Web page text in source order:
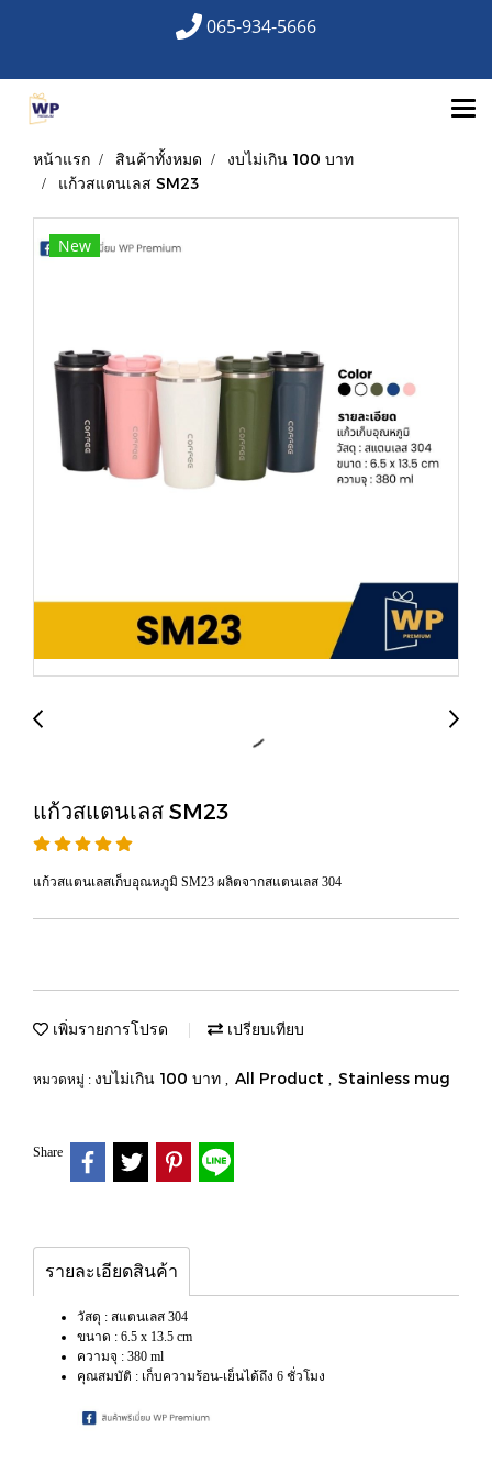
065-934-5666
หน้าแรก สินค้าทั้งหมด
งบไม่เกิน 100 บาท
แก้วสแตนเลส SM23
New
แก้วสแตนเลส SM23
แก้วสแตนเลสเก็บอุณหภูมิ SM23 ผลิตจากสแตนเลส 304
เพิ่มรายการโปรด เปรียบเทียบ
หมวดหมู่ : งบไม่เกิน 100 บาท , All Product , Stainless mug
Share
รายละเอียดสินค้า
วัสดุ : สแตนเลส 304
ขนาด : 6.5 x 13.5 cm
ความจุ : 380 ml
คุณสมบัติ : เก็บความร้อน-เย็นได้ถึง 6 ชั่วโมง